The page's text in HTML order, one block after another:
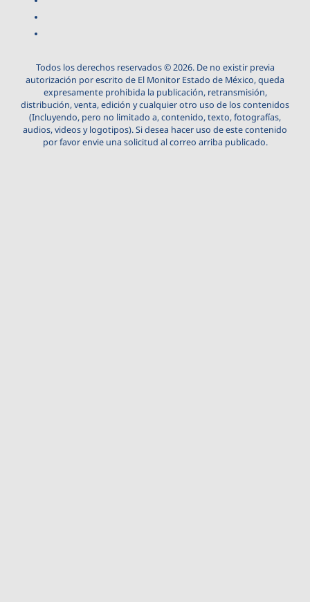
Todos los derechos reservados © 2026. De no existir previa
autorización por escrito de El Monitor Estado de México, queda
expresamente prohibida la publicación, retransmisión,
distribución, venta, edición y cualquier otro uso de los contenidos
(Incluyendo, pero no limitado a, contenido, texto, fotografías,
audios, videos y logotipos). Si desea hacer uso de este contenido
por favor envie una solicitud al correo arriba publicado.